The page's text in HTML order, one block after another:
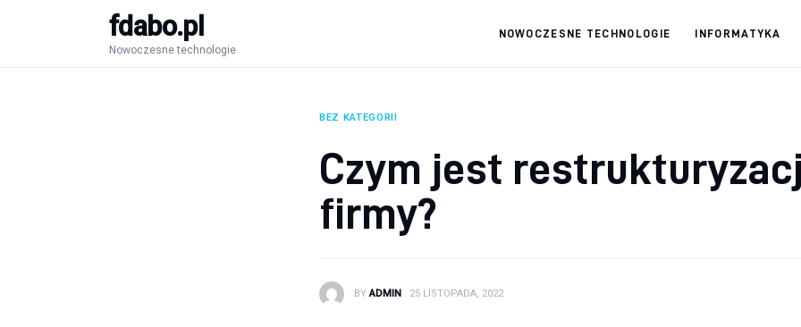
fdabo.pl
Nowoczesne technologie
NOWOCZESNE TECHNOLOGIE INFORMATYKA
Nowoczesne technologie
BEZ KATEGORII
Czym jest
firmy?
BY ADMIN 25 LISTOPADA, 2022